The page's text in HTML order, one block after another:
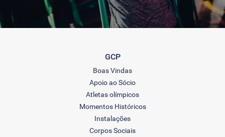
GCP
Boas Vindas
Apoio ao Sócio
Atletas olímpicos
Momentos Históricos
Instalações
Corpos Sociais